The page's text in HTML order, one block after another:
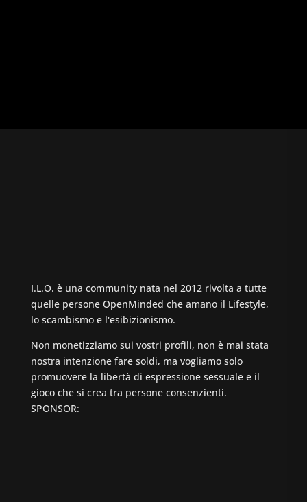
I.L.O. è una community nata nel 2012 rivolta a tutte
quelle persone OpenMinded che amano il Lifestyle,
lo scambismo e l'esibizionismo.
Non monetizziamo sui vostri profili, non è mai stata
nostra intenzione fare soldi, ma vogliamo solo
promuovere la libertà di espressione sessuale e il
gioco che si crea tra persone consenzienti.
SPONSOR: